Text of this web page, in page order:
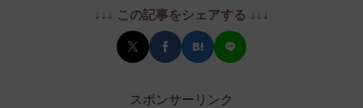
↓↓↓ この記事をシェアする ↓↓↓
スポンサーリンク